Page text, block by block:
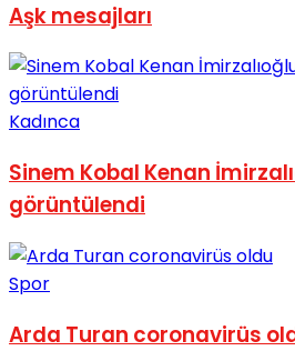
No Result
View All Result
Aşk mesajları
Kadınca
Sinem Kobal Kenan
görüntülendi
Spor
Arda Turan coronavirüs